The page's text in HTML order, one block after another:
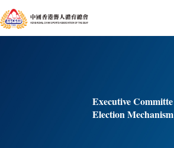
Executive Committe
Election Mechanism